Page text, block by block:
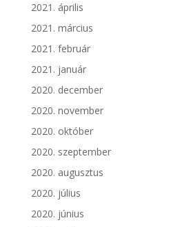
2021. április
2021. március
2021. február
2021. január
2020. december
2020. november
2020. október
2020. szeptember
2020. augusztus
2020. július
2020. június